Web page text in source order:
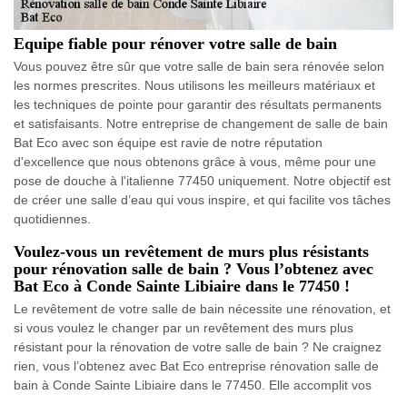
Equipe fiable pour rénover votre salle de bain
Vous pouvez être sûr que votre salle de bain sera rénovée selon
les normes prescrites. Nous utilisons les meilleurs matériaux et
les techniques de pointe pour garantir des résultats permanents
et satisfaisants. Notre entreprise de changement de salle de bain
Bat Eco avec son équipe est ravie de notre réputation
d'excellence que nous obtenons grâce à vous, même pour une
pose de douche à l'italienne 77450 uniquement. Notre objectif est
de créer une salle d’eau qui vous inspire, et qui facilite vos tâches
quotidiennes.
Voulez-vous un revêtement de murs plus résistants
pour rénovation salle de bain ? Vous l’obtenez avec
Bat Eco à Conde Sainte Libiaire dans le 77450 !
Le revêtement de votre salle de bain nécessite une rénovation, et
si vous voulez le changer par un revêtement des murs plus
résistant pour la rénovation de votre salle de bain ? Ne craignez
rien, vous l’obtenez avec Bat Eco entreprise rénovation salle de
bain à Conde Sainte Libiaire dans le 77450. Elle accomplit vos